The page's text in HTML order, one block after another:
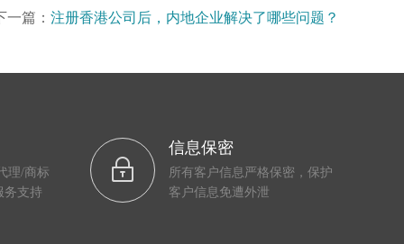
一篇： 注册香港公司后，内地企业解决了哪些问题？
理/商标
务支持
信息保密
所有客户信息严格保密，保护
客户信息免遭外泄